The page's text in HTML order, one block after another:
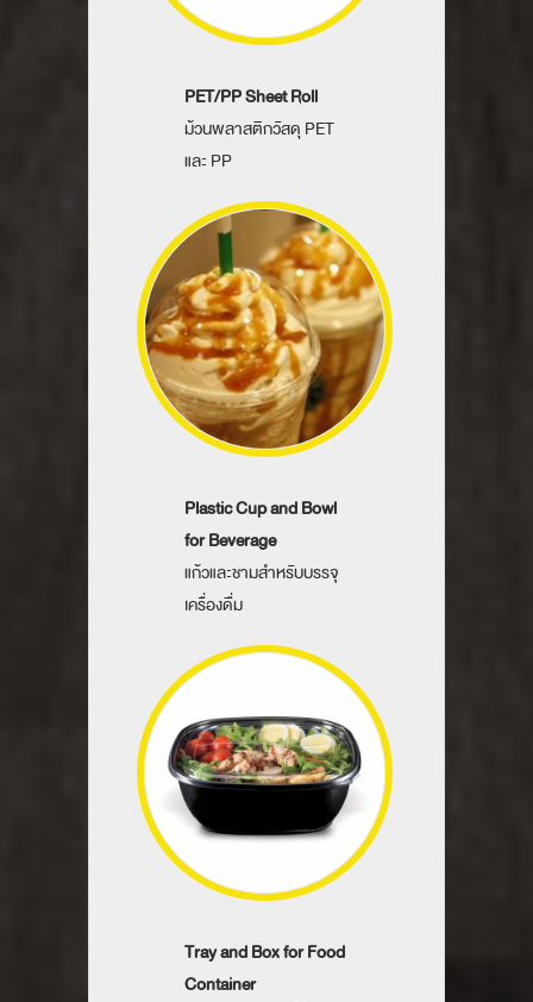
PET/PP Sheet Roll
ม้วนพลาสติกวัสดุ PET
และ PP
Plastic Cup and Bowl
for Beverage
แก้วและชามสำหรับบรรจุ
เครื่องดื่ม
Tray and Box for Food
Container